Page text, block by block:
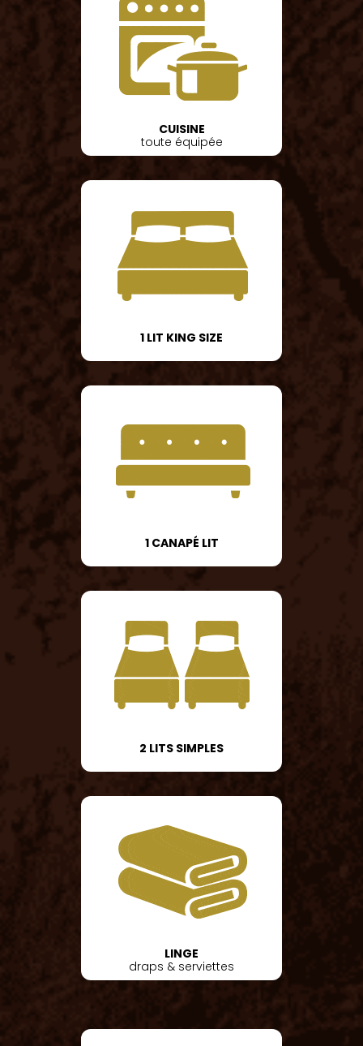
CUISINE
toute équipée
1 LIT KING SIZE
1 CANAPÉ LIT
2 LITS SIMPLES
LINGE
draps & serviettes